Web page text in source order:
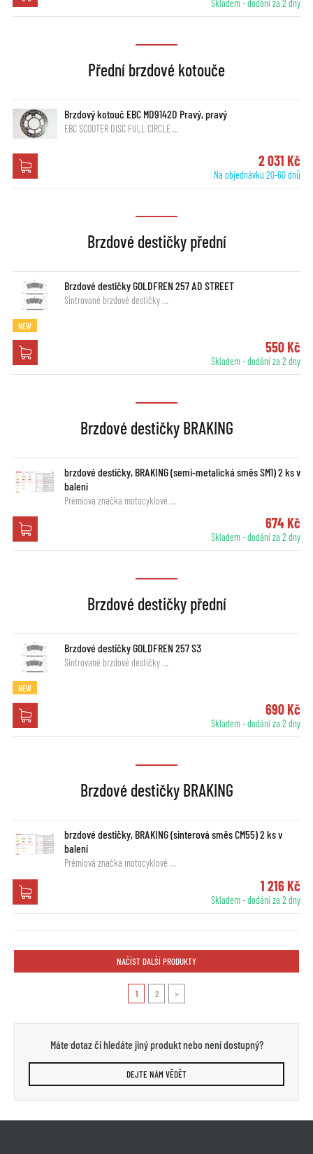
Skladem - dodání za 2 dny
Přední brzdové kotouče
Brzdový kotouč EBC MD9142D Pravý, pravý
EBC SCOOTER DISC FULL CIRCLE …
2 031 Kč
Na objednávku 20-60 dnů
Brzdové destičky přední
Brzdové destičky GOLDFREN 257 AD STREET
Sintrované brzdové destičky …
NEW
550 Kč
Skladem - dodání za 2 dny
Brzdové destičky BRAKING
brzdové destičky, BRAKING (semi-metalická směs SM1) 2 ks v
balení
Prémiová značka motocyklové …
674 Kč
Skladem - dodání za 2 dny
Brzdové destičky přední
Brzdové destičky GOLDFREN 257 S3
Sintrované brzdové destičky …
NEW
690 Kč
Skladem - dodání za 2 dny
Brzdové destičky BRAKING
brzdové destičky, BRAKING (sinterová směs CM55) 2 ks v
balení
Prémiová značka motocyklové …
1 216 Kč
Skladem - dodání za 2 dny
NAČÍST DALŠÍ PRODUKTY
1 2 >
Máte dotaz či hledáte jiný produkt nebo není dostupný?
DEJTE NÁM VĚDĚT